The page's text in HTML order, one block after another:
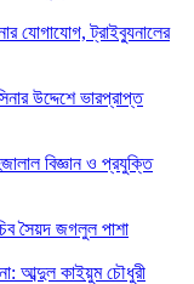
যোগাযোগ, ট্রাইব্যুনালের
উদ্দেশে ভারপ্রাপ্ত
বিজ্ঞান ও প্রযুক্তি
সৈয়দ জগলুল পাশা
আব্দুল কাইয়ুম চৌধুরী